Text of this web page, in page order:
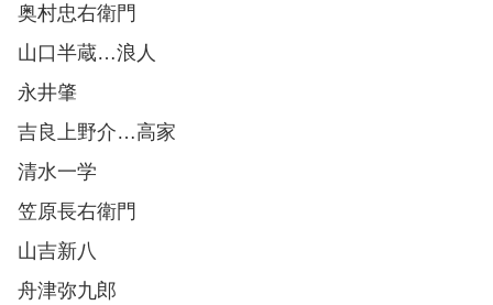
奥村忠右衛門
山口半蔵…浪人
永井肇
吉良上野介…高家
清水一学
笠原長右衛門
山吉新八
舟津弥九郎